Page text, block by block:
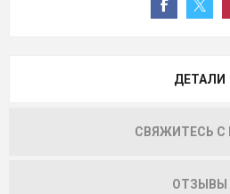
ДЕТАЛИ
СВЯЖИТЕСЬ С
ОТЗЫВЫ